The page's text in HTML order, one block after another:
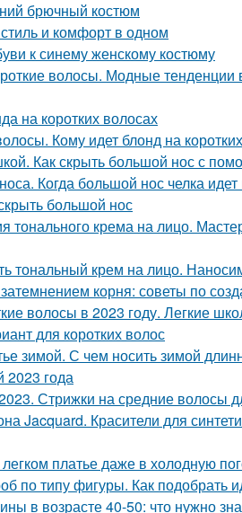
брючный костюм
и комфорт в одном
к синему женскому костюму
волосы. Модные
на коротких волосах
Кому идет блонд на
Как скрыть большой нос с
Когда большой нос челка
большой нос
тонального крема на лицо.
тональный крем на лицо.
корня: советы по
волосы в 2023 году. Легкие
для коротких волос
зимой. С чем носить зимой
2023 года
Стрижки на средние волосы
Jacquard. Красители для
платье даже в холодную
по типу фигуры. Как подобрать
в возрасте 40-50: что нужно